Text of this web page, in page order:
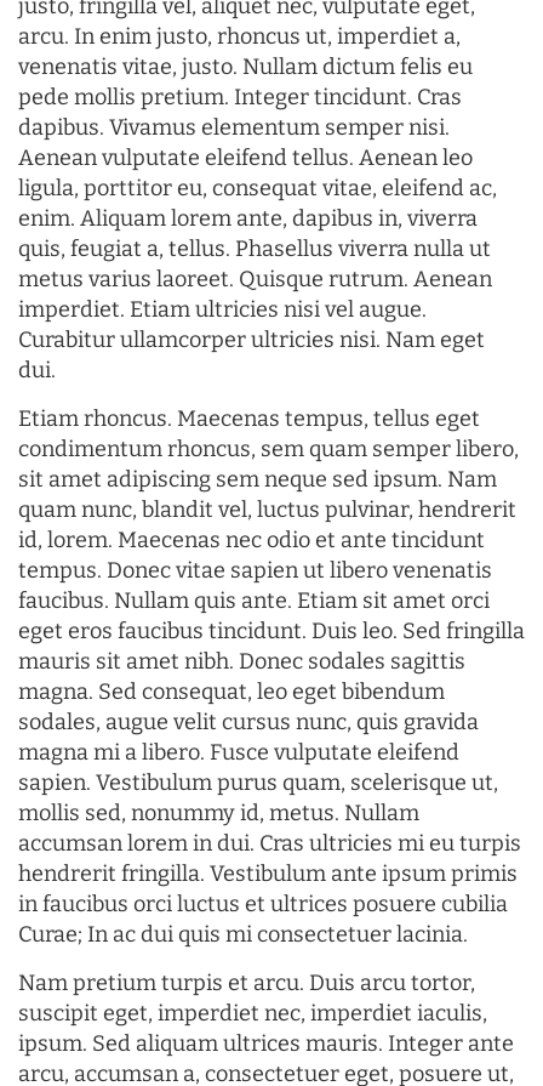
justo, fringilla vel, aliquet nec, vulputate eget,
arcu. In enim justo, rhoncus ut, imperdiet a,
venenatis vitae, justo. Nullam dictum felis eu
pede mollis pretium. Integer tincidunt. Cras
dapibus. Vivamus elementum semper nisi.
Aenean vulputate eleifend tellus. Aenean leo
ligula, porttitor eu, consequat vitae, eleifend ac,
enim. Aliquam lorem ante, dapibus in, viverra
quis, feugiat a, tellus. Phasellus viverra nulla ut
metus varius laoreet. Quisque rutrum. Aenean
imperdiet. Etiam ultricies nisi vel augue.
Curabitur ullamcorper ultricies nisi. Nam eget
dui.
Etiam rhoncus. Maecenas tempus, tellus eget
condimentum rhoncus, sem quam semper libero,
sit amet adipiscing sem neque sed ipsum. Nam
quam nunc, blandit vel, luctus pulvinar, hendrerit
id, lorem. Maecenas nec odio et ante tincidunt
tempus. Donec vitae sapien ut libero venenatis
faucibus. Nullam quis ante. Etiam sit amet orci
eget eros faucibus tincidunt. Duis leo. Sed fringilla
mauris sit amet nibh. Donec sodales sagittis
magna. Sed consequat, leo eget bibendum
sodales, augue velit cursus nunc, quis gravida
magna mi a libero. Fusce vulputate eleifend
sapien. Vestibulum purus quam, scelerisque ut,
mollis sed, nonummy id, metus. Nullam
accumsan lorem in dui. Cras ultricies mi eu turpis
hendrerit fringilla. Vestibulum ante ipsum primis
in faucibus orci luctus et ultrices posuere cubilia
Curae; In ac dui quis mi consectetuer lacinia.
Nam pretium turpis et arcu. Duis arcu tortor,
suscipit eget, imperdiet nec, imperdiet iaculis,
ipsum. Sed aliquam ultrices mauris. Integer ante
arcu, accumsan a, consectetuer eget, posuere ut,